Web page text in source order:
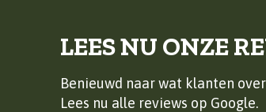
LEES NU ONZE
Benieuwd naar wat klanten
Lees nu alle reviews op Google.